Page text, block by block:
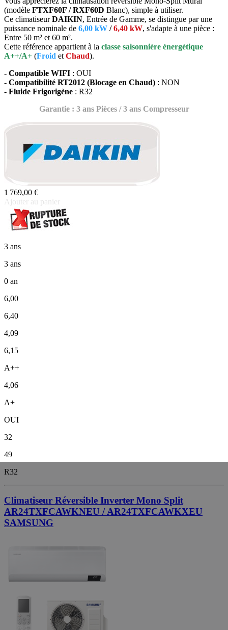
(modèle FTXF60F / RXF60D Blanc), simple à utiliser.
Ce climatiseurDAIKIN, Entrée de Gamme, se distingue par une
puissance nominale de 6,00 kW /6,40 kW, s'adapte à une pièce :
Entre 50 m² et 60 m².
Cette référence appartient à la classe saisonniére énergétique
A++/A+ (Froid et Chaud).
- Compatible WIFI : OUI
- Compatibilité RT2012 (Blocage en Chaud) : NON
- Fluide Frigorigène : R32
Garantie : 3 ans Pièces / 3 ans Compresseur
1 769,00 €
Ajouter au panier
3 ans
3 ans
0 an
6,00
6,40
4,09
6,15
A++
4,06
A+
OUI
32
49
R32
Climatiseur Réversible Inverter Mono Split
AR24TXFCAWKNEU / AR24TXFCAWKXEU
SAMSUNG